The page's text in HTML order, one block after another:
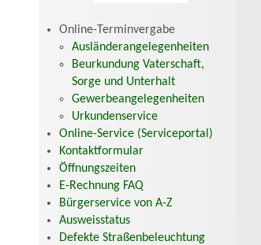
Online-Terminvergabe
Ausländerangelegenheiten
Beurkundung Vaterschaft,
Sorge und Unterhalt
Gewerbeangelegenheiten
Urkundenservice
Online-Service (Serviceportal)
Kontaktformular
Öffnungszeiten
E-Rechnung FAQ
Bürgerservice von A-Z
Ausweisstatus
Defekte Straßenbeleuchtung